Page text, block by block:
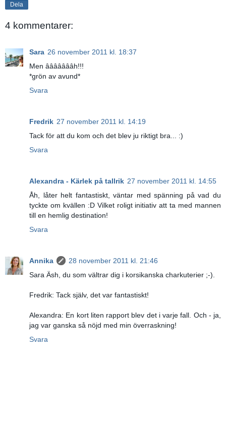
Dela
4 kommentarer:
Sara 26 november 2011 kl. 18:37
Men âââââââh!!!
*grön av avund*
Svara
Fredrik 27 november 2011 kl. 14:19
Tack för att du kom och det blev ju riktigt bra... :)
Svara
Alexandra - Kärlek på tallrik 27 november 2011 kl. 14:55
Åh, låter helt fantastiskt, väntar med spänning på vad du
tyckte om kvällen :D Vilket roligt initiativ att ta med mannen
till en hemlig destination!
Svara
Annika
28 november 2011 kl. 21:46
Sara Äsh, du som vältrar dig i korsikanska charkuterier ;-).
Fredrik: Tack själv, det var fantastiskt!
Alexandra: En kort liten rapport blev det i varje fall. Och - ja,
jag var ganska så nöjd med min överraskning!
Svara